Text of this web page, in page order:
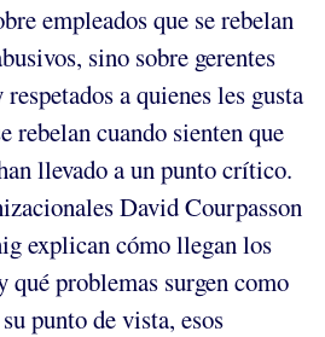
empleados que se rebelan
sino sobre gerentes
a quienes les gusta
rebelan cuando sienten que
llevado a un punto crítico.
David Courpasson
explican cómo llegan los
qué problemas surgen como
punto de vista, esos